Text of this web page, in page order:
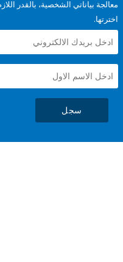
الشخصية، بالقدر اللازم،